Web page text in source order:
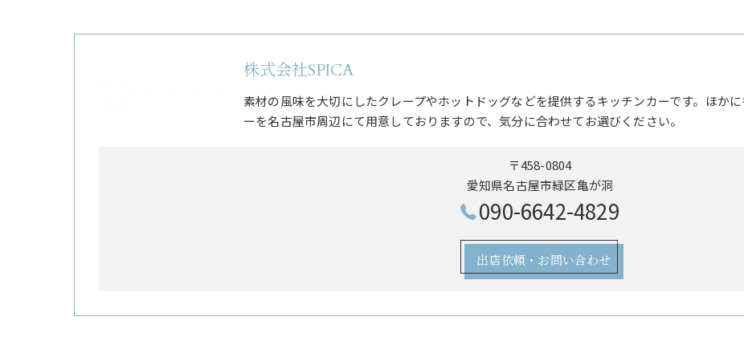
株式会社SPICA
素材の風味を大切にしたクレープやホットドッグなどを提供するキッチンカーです。ほか
ーを名古屋市周辺にて用意しておりますので、気分に合わせてお選びください。
〒458-0804
愛知県名古屋市緑区亀が洞
090-6642-4829
出店依頼・お問い合わせ